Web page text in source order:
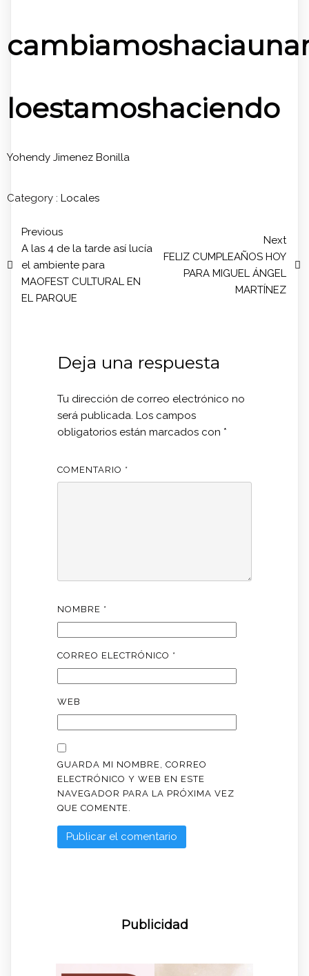
loestamoshaciendo
Yohendy Jimenez Bonilla
Category : Locales
Previous
A las 4 de la tarde así lucía
el ambiente para
MAOFEST CULTURAL EN
EL PARQUE
Next
FELIZ CUMPLEAÑOS HOY
PARA MIGUEL ÁNGEL
MARTÍNEZ
Deja una respuesta
Tu dirección de correo electrónico no
será publicada. Los campos
obligatorios están marcados con *
COMENTARIO *
NOMBRE *
CORREO ELECTRÓNICO *
WEB
GUARDA MI NOMBRE, CORREO
ELECTRÓNICO Y WEB EN ESTE
NAVEGADOR PARA LA PRÓXIMA VEZ
QUE COMENTE.
Publicidad